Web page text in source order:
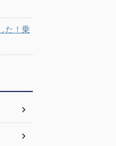
た！乗